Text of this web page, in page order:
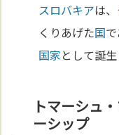
スロバキアは、
くりあげた国
国家として誕生
トマーシュ
ーシップ